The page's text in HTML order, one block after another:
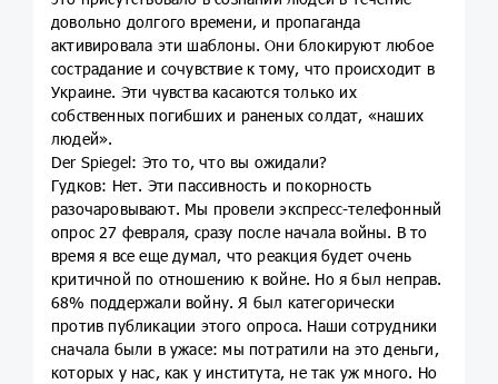
довольно долгого времени, и пропаганда
активировала эти шаблоны. Они блокируют любое
сострадание и сочувствие к тому, что происходит в
Украине. Эти чувства касаются только их
собственных погибших и раненых солдат, «наших
людей».
Der Spiegel: Это то, что вы ожидали?
Гудков: Нет. Эти пассивность и покорность
разочаровывают. Мы провели экспресс-телефонный
опрос 27 февраля, сразу после начала войны. В то
время я все еще думал, что реакция будет очень
критичной по отношению к войне. Но я был неправ.
68% поддержали войну. Я был категорически
против публикации этого опроса. Наши сотрудники
сначала были в ужасе: мы потратили на это деньги,
которых у нас, как у института, не так уж много. Но